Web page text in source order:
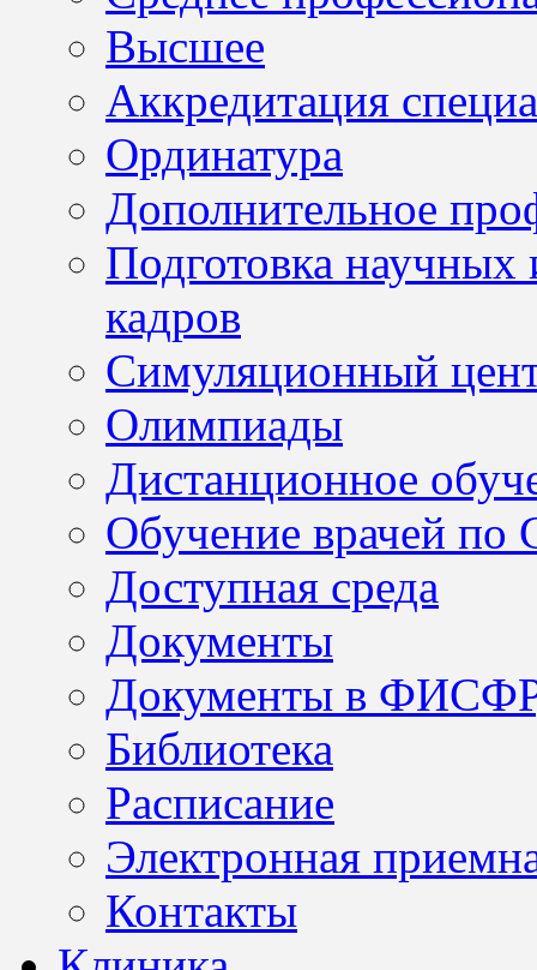
Высшее
Аккредитация
Ординатура
Дополнительное
Подготовка научных
кадров
Симуляционный
Олимпиады
Дистанционное
Обучение врачей по
Доступная среда
Документы
Документы в
Библиотека
Расписание
Электронная
Контакты